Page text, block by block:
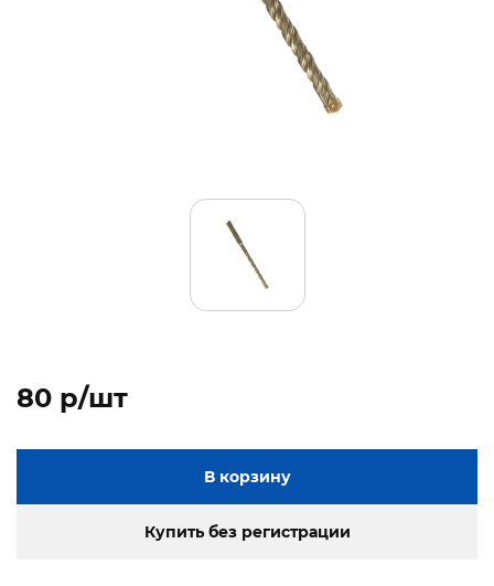
80 p/шт
В корзину
Купить без регистрации